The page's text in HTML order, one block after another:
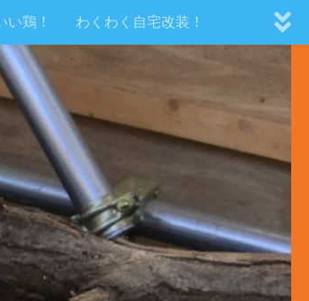
い鶏！ わくわく自宅改装！